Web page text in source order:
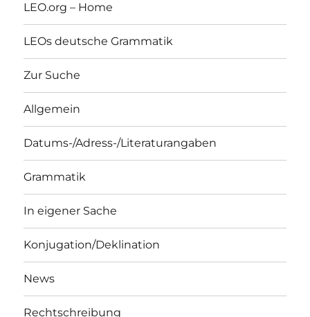
LEO.org – Home
LEOs deutsche Grammatik
Zur Suche
Allgemein
Datums-/Adress-/Literaturangaben
Grammatik
In eigener Sache
Konjugation/Deklination
News
Rechtschreibung